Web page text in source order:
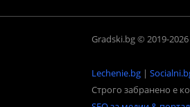
Gradski.bg © 2019-
Lechenie.bg |
Строго забранено е